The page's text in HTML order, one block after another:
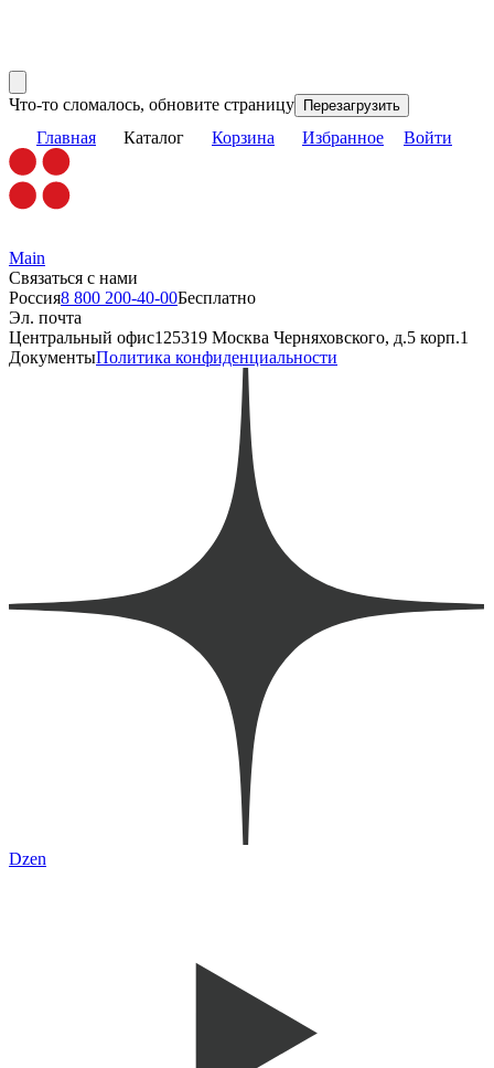
Что-то сломалось, обновите страницу Перезагрузить
Главная Каталог Корзина Избранное Войти
Main
Связаться с нами
Россия8 800 200-40-00Бесплатно
Эл. почта
Центральный офис125319 Москва Черняховского, д.5 корп.1
ДокументыПолитика конфиденциальности
Dzen